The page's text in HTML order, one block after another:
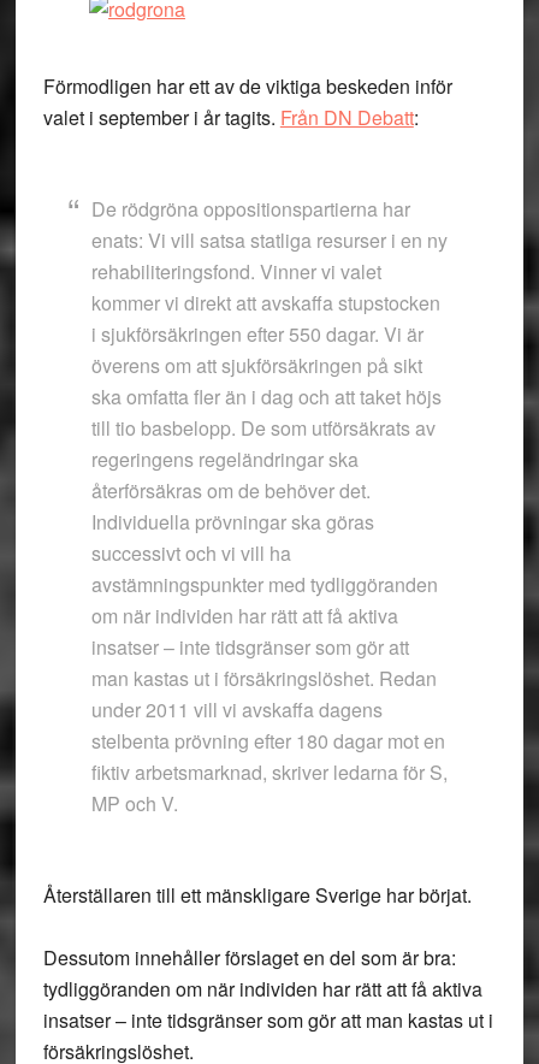
Förmodligen har ett av de viktiga beskeden inför
valet i september i år tagits. Från DN Debatt:
De rödgröna oppositionspartierna har
enats: Vi vill satsa statliga resurser i en ny
rehabiliteringsfond. Vinner vi valet
kommer vi direkt att avskaffa stupstocken
i sjukförsäkringen efter 550 dagar. Vi är
överens om att sjukförsäkringen på sikt
ska omfatta fler än i dag och att taket höjs
till tio basbelopp. De som utförsäkrats av
regeringens regeländringar ska
återförsäkras om de behöver det.
Individuella prövningar ska göras
successivt och vi vill ha
avstämningspunkter med tydliggöranden
om när individen har rätt att få aktiva
insatser – inte tidsgränser som gör att
man kastas ut i försäkringslöshet. Redan
under 2011 vill vi avskaffa dagens
stelbenta prövning efter 180 dagar mot en
fiktiv arbetsmarknad, skriver ledarna för S,
MP och V.
Återställaren till ett mänskligare Sverige har börjat.
Dessutom innehåller förslaget en del som är bra:
tydliggöranden om när individen har rätt att få aktiva
insatser – inte tidsgränser som gör att man kastas ut i
försäkringslöshet.